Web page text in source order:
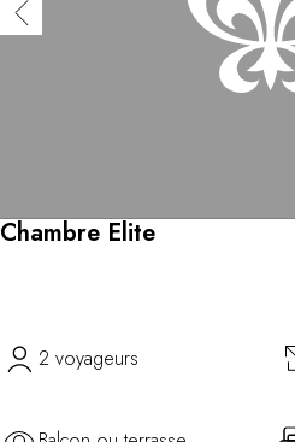
Chambre Elite
2 voyageurs